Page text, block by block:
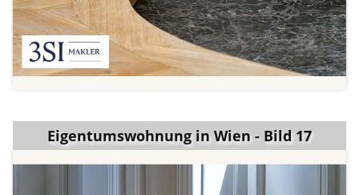
Eigentumswohnung in Wien - Bild 17